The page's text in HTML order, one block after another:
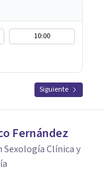
10:00
Siguiente
Fernández
Sexología Clínica y